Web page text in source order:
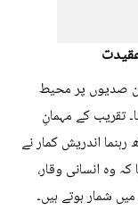
صدیوں پر محیط
تقریب کے مہمانِ
اندریش کمار نے
وہ انسانی وقار،
شمار ہوتے ہیں۔